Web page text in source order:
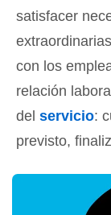
satisfacer
con los
relación
del servicio:
previsto,